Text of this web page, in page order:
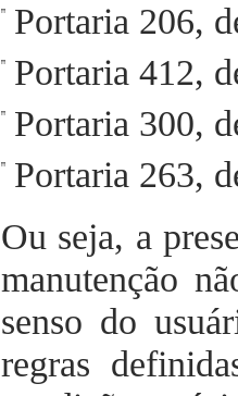
Portaria 206,
Portaria 412,
Portaria 300,
Portaria 263,
Ou seja, a
manutenção
senso do
regras